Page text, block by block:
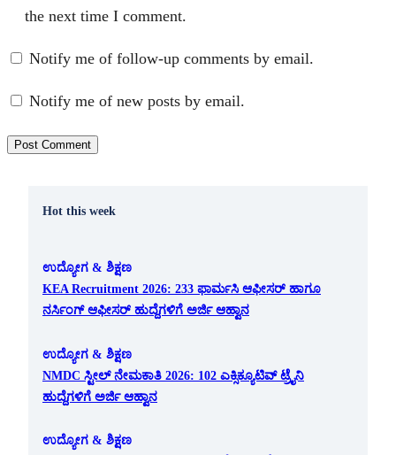
the next time I comment.
Notify me of follow-up comments by email.
Notify me of new posts by email.
Hot this week
ಉದ್ಯೋಗ & ಶಿಕ್ಷಣ
KEA Recruitment 2026: 233 ಫಾರ್ಮಸಿ ಆಫೀಸರ್ ಹಾಗೂ
ನರ್ಸಿಂಗ್ ಆಫೀಸರ್ ಹುದ್ದೆಗಳಿಗೆ ಅರ್ಜಿ ಆಹ್ವಾನ
ಉದ್ಯೋಗ & ಶಿಕ್ಷಣ
NMDC ಸ್ಟೀಲ್ ನೇಮಕಾತಿ 2026: 102 ಎಕ್ಸಿಕ್ಯೂಟಿವ್ ಟ್ರೈನಿ
ಹುದ್ದೆಗಳಿಗೆ ಅರ್ಜಿ ಆಹ್ವಾನ
ಉದ್ಯೋಗ & ಶಿಕ್ಷಣ